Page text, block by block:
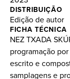
DISTRIBUIÇÃO
Edição de autor
FICHA TÉCNICA
NEZ TXADA
programação
escrito e
samplagens e